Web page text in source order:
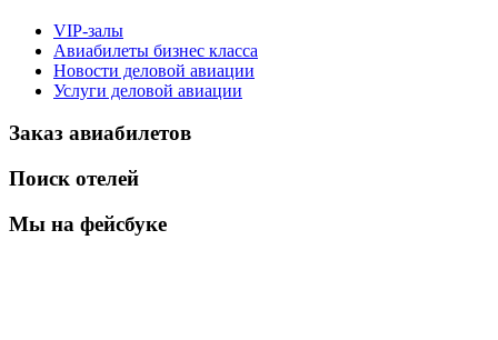
VIP-залы
Авиабилеты бизнес класса
Новости деловой авиации
Услуги деловой авиации
Заказ авиабилетов
Поиск отелей
Мы на фейсбуке